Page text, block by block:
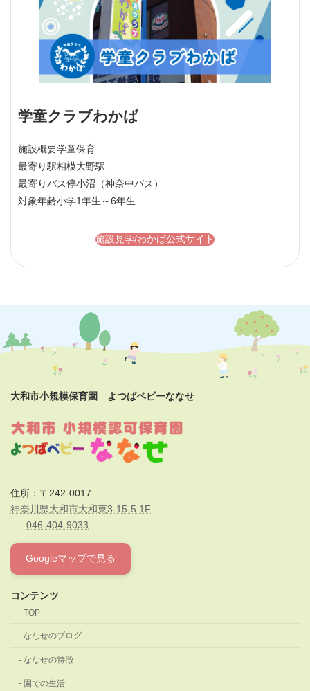
学童クラブわかば
施設概要学童保育
最寄り駅相模大野駅
最寄りバス停小沼（神奈中バス）
対象年齢小学1年生～6年生
施設見学/わかば公式サイト
大和市小規模保育園 よつばベビーななせ
住所：〒242-0017
神奈川県大和市大和東3-15-5 1F
046-404-9033
Googleマップで見る
コンテンツ
TOP
ななせのブログ
ななせの特徴
園での生活